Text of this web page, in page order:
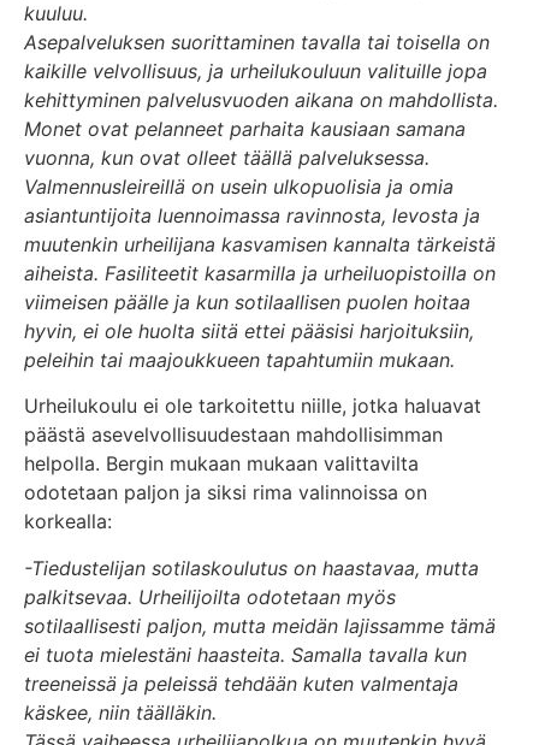
kuuluu.
Asepalveluksen suorittaminen tavalla tai toisella on
kaikille velvollisuus, ja urheilukouluun valituille jopa
kehittyminen palvelusvuoden aikana on mahdollista.
Monet ovat pelanneet parhaita kausiaan samana
vuonna, kun ovat olleet täällä palveluksessa.
Valmennusleireillä on usein ulkopuolisia ja omia
asiantuntijoita luennoimassa ravinnosta, levosta ja
muutenkin urheilijana kasvamisen kannalta tärkeistä
aiheista. Fasiliteetit kasarmilla ja urheiluopistoilla on
viimeisen päälle ja kun sotilaallisen puolen hoitaa
hyvin, ei ole huolta siitä ettei pääsisi harjoituksiin,
peleihin tai maajoukkueen tapahtumiin mukaan.
Urheilukoulu ei ole tarkoitettu niille, jotka haluavat
päästä asevelvollisuudestaan mahdollisimman
helpolla. Bergin mukaan mukaan valittavilta
odotetaan paljon ja siksi rima valinnoissa on
korkealla:
-Tiedustelijan sotilaskoulutus on haastavaa, mutta
palkitsevaa. Urheilijoilta odotetaan myös
sotilaallisesti paljon, mutta meidän lajissamme tämä
ei tuota mielestäni haasteita. Samalla tavalla kun
treeneissä ja peleissä tehdään kuten valmentaja
käskee, niin täälläkin.